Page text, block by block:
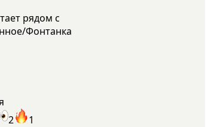
рядом с
Фонтанка
2 1